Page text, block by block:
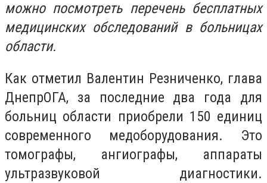
можно посмотреть перечень бесплатных
медицинских обследований в больницах
области.
Как отметил Валентин Резниченко, глава
ДнепрОГА, за последние два года для
больниц области приобрели 150 единиц
современного медоборудования. Это
томографы, ангиографы, аппараты
ультразвуковой диагностики.